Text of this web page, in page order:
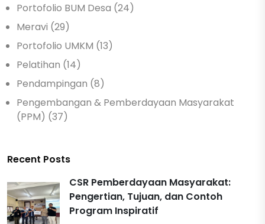
Portofolio BUM Desa (24)
Meravi (29)
Portofolio UMKM (13)
Pelatihan (14)
Pendampingan (8)
Pengembangan & Pemberdayaan Masyarakat
(PPM) (37)
Recent Posts
CSR Pemberdayaan Masyarakat:
Pengertian, Tujuan, dan Contoh
Program Inspiratif